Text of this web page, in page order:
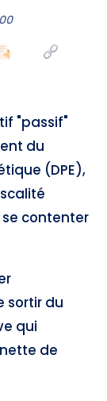
"passif"
du
(DPE),
contenter
sortir du
qui
de